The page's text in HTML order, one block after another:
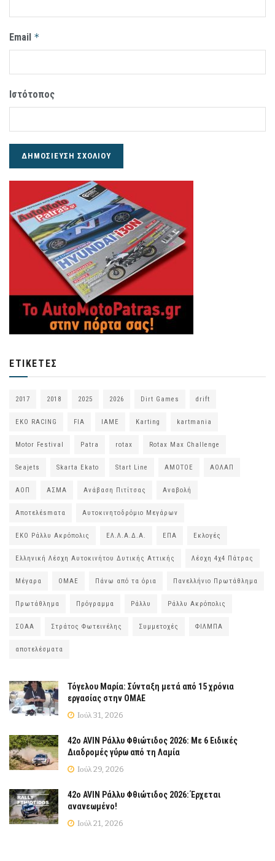
Email *
Ιστότοπος
ΕΤΙΚΈΤΕΣ
2017 2018 2025 2026 Dirt Games drift
EKO RACING FIA IAME Karting kartmania
Motor Festival Patra rotax Rotax Max Challenge
Seajets Skarta Ekato Start Line ΑΜΟΤΟΕ ΑΟΛΑΠ
ΑΟΠ ΑΣΜΑ Ανάβαση Πιτίτσας Αναβολή
Αποτελέsmατα Αυτοκινητοδρόμιο Μεγάρων
ΕΚΟ Ράλλυ Ακρόπολις ΕΛ.Λ.Α.Δ.Α. ΕΠΑ Εκλογές
Ελληνική Λέσχη Αυτοκινήτου Δυτικής Αττικής Λέσχη 4χ4 Πάτρας
Μέγαρα ΟΜΑΕ Πάνω από τα όρια Πανελλήνιο Πρωτάθλημα
Πρωτάθλημα Πρόγραμμα Ράλλυ Ράλλυ Ακρόπολις
ΣΟΑΑ Στράτος Φωτεινέλης Συμμετοχές ΦΙΛΜΠΑ
αποτελέσματα
Τόγελου Μαρία: Σύνταξη μετά από 15 χρόνια
εργασίας στην ΟΜΑΕ
Ιούλ 31, 2026
42ο AVIN Ράλλυ Φθιώτιδος 2026: Με 6 Ειδικές
Διαδρομές γύρω από τη Λαμία
Ιούλ 29, 2026
42ο AVIN Ράλλυ Φθιώτιδος 2026: Έρχεται
ανανεωμένο!
Ιούλ 21, 2026